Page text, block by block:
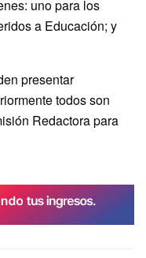
uno para los
a Educación; y
presentar
todos son
Redactora para